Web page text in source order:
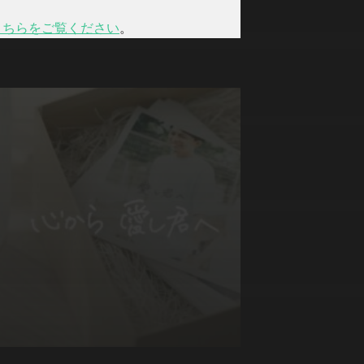
らをご覧ください。